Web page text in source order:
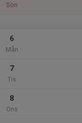
Sön
6
Mån
7
Tis
8
Ons